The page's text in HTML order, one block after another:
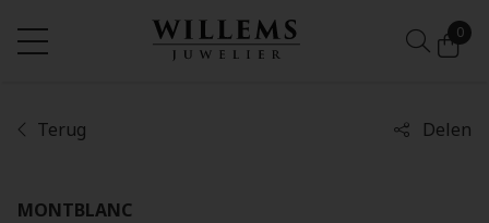
0
Terug Delen
MONTBLANC